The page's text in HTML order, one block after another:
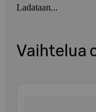
Ladataan...
Vaihtelua